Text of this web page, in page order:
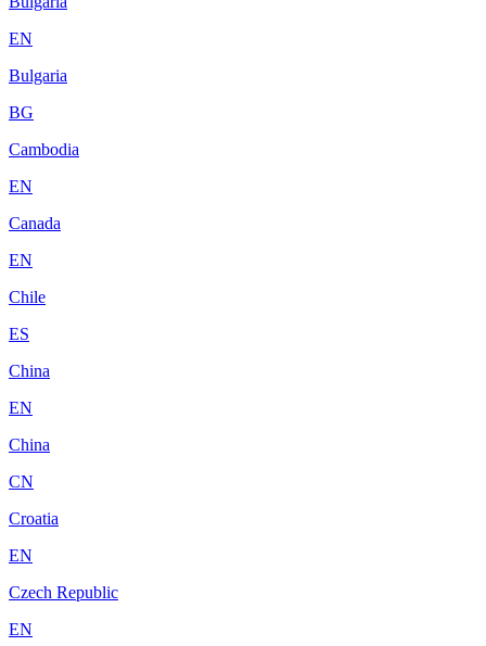
EN
Bulgaria
BG
Cambodia
EN
Canada
EN
Chile
ES
China
EN
China
CN
Croatia
EN
Czech Republic
EN